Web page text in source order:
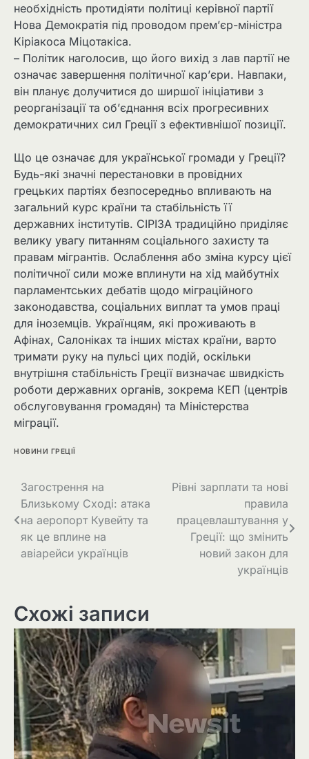
необхідність протидіяти політиці керівної партії
Нова Демократія під проводом прем’єр-міністра
Кіріакоса Міцотакіса.
– Політик наголосив, що його вихід з лав партії не
означає завершення політичної кар’єри. Навпаки,
він планує долучитися до ширшої ініціативи з
реорганізації та об’єднання всіх прогресивних
демократичних сил Греції з ефективнішої позиції.
Що це означає для української громади у Греції?
Будь-які значні перестановки в провідних
грецьких партіях безпосередньо впливають на
загальний курс країни та стабільність її
державних інститутів. СІРІЗА традиційно приділяє
велику увагу питанням соціального захисту та
правам мігрантів. Ослаблення або зміна курсу цієї
політичної сили може вплинути на хід майбутніх
парламентських дебатів щодо міграційного
законодавства, соціальних виплат та умов праці
для іноземців. Українцям, які проживають в
Афінах, Салоніках та інших містах країни, варто
тримати руку на пульсі цих подій, оскільки
внутрішня стабільність Греції визначає швидкість
роботи державних органів, зокрема КЕП (центрів
обслуговування громадян) та Міністерства
міграції.
НОВИНИ ГРЕЦІЇ
Загострення на
Близькому Сході: атака
на аеропорт Кувейту та
як це вплине на
авіарейси українців
Рівні зарплати та нові
правила
працевлаштування у
Греції: що змінить
новий закон для
українців
Схожі записи